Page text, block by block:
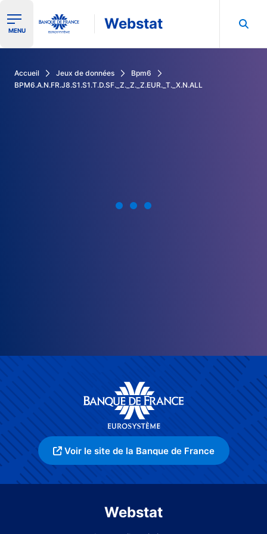
Ouvrir le menu de navigation
MENU Webstat
Accueil Jeux de données
Bpm6
BPM6.A.N.FR.J8.S1.S1.T.D.SF._Z._Z._Z.EUR._T._X.N.ALL
Voir le site de la Banque de France
Webstat